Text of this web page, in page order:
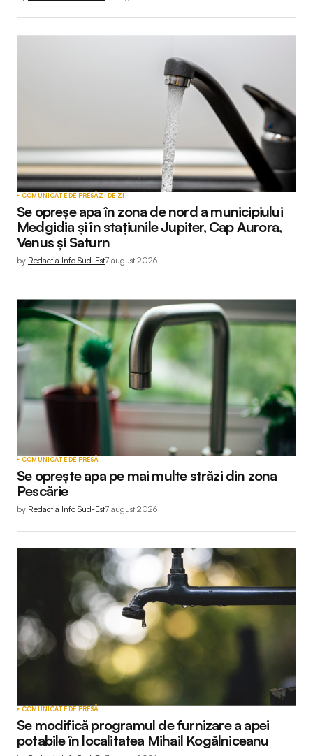
COMUNICATE DE PRESĂZI DE ZI
Se opreșe apa în zona de nord a municipiului
Medgidia și în stațiunile Jupiter, Cap Aurora,
Venus și Saturn
by Redactia Info Sud-Est7 august 2026
COMUNICATE DE PRESĂ
Se oprește apa pe mai multe străzi din zona
Pescărie
by Redactia Info Sud-Est7 august 2026
COMUNICATE DE PRESĂ
Se modifică programul de furnizare a apei
potabile în localitatea Mihail Kogălniceanu